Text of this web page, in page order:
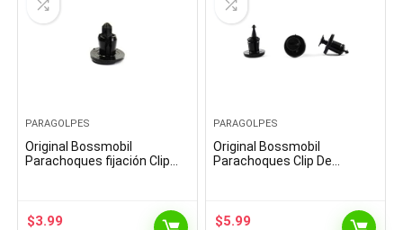
PARAGOLPES
Original Bossmobil
Parachoques fijación Clip
$3.99
PARAGOLPES
Original Bossmobil
Parachoques Clip De
$5.99